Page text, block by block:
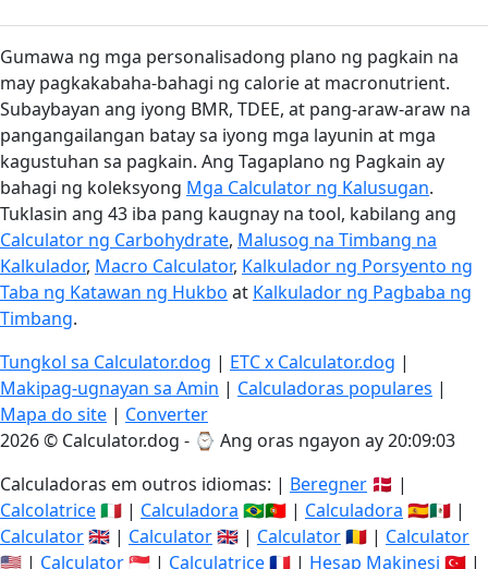
Gumawa ng mga personalisadong plano ng pagkain na
may pagkakabaha-bahagi ng calorie at macronutrient.
Subaybayan ang iyong BMR, TDEE, at pang-araw-araw na
pangangailangan batay sa iyong mga layunin at mga
kagustuhan sa pagkain. Ang Tagaplano ng Pagkain ay
bahagi ng koleksyong Mga Calculator ng Kalusugan.
Tuklasin ang 43 iba pang kaugnay na tool, kabilang ang
Calculator ng Carbohydrate, Malusog na Timbang na
Kalkulador, Macro Calculator, Kalkulador ng Porsyento ng
Taba ng Katawan ng Hukbo at Kalkulador ng Pagbaba ng
Timbang.
Tungkol sa Calculator.dog | ETC x Calculator.dog |
Makipag-ugnayan sa Amin | Calculadoras populares |
Mapa do site | Converter
2026 © Calculator.dog - ⌚ Ang oras ngayon ay 20:09:04
Calculadoras em outros idiomas: | Beregner 🇩🇰 |
Calcolatrice🇮🇹 | Calculadora 🇧🇷🇵🇹 | Calculadora 🇪🇸🇲🇽 |
Calculator🇬🇧 | Calculator🇬🇧 | Calculator🇷🇴 | Calculator
🇺🇸 | Calculator🇸🇬 | Calculatrice🇫🇷 | Hesap Makinesi 🇹🇷 |